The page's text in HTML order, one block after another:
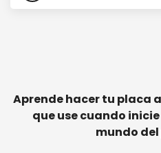
Aprende hacer tu placa
que use cuando
mundo